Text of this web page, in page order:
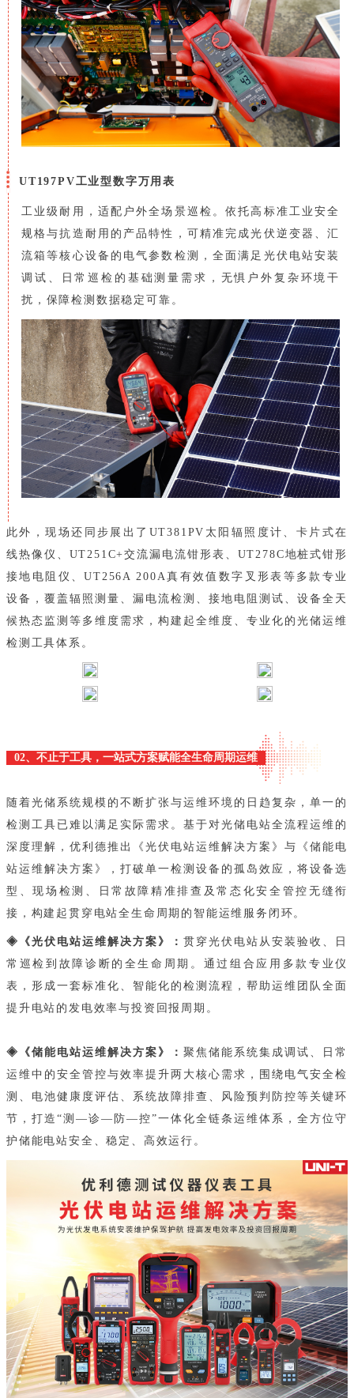
UT197PV工业型数字万用表
工业级耐用，适配户外全场景巡检。依托高标准工业安全
规格与抗造耐用的产品特性，可精准完成光伏逆变器、汇
流箱等核心设备的电气参数检测，全面满足光伏电站安装
调试、日常巡检的基础测量需求，无惧户外复杂环境干
扰，保障检测数据稳定可靠。
此外，现场还同步展出了UT381PV太阳辐照度计、卡片式在
线热像仪、UT251C+交流漏电流钳形表、UT278C地桩式钳形
接地电阻仪、UT256A 200A真有效值数字叉形表等多款专业
设备，覆盖辐照测量、漏电流检测、接地电阻测试、设备全天
候热态监测等多维度需求，构建起全维度、专业化的光储运维
检测工具体系。
02、不止于工具，一站式方案赋能全生命周期运维
随着光储系统规模的不断扩张与运维环境的日趋复杂，单一的
检测工具已难以满足实际需求。基于对光储电站全流程运维的
深度理解，优利德推出《光伏电站运维解决方案》与《储能电
站运维解决方案》，打破单一检测设备的孤岛效应，将设备选
型、现场检测、日常故障精准排查及常态化安全管控无缝衔
接，构建起贯穿电站全生命周期的智能运维服务闭环。
◈《光伏电站运维解决方案》：贯穿光伏电站从安装验收、日
常巡检到故障诊断的全生命周期。通过组合应用多款专业仪
表，形成一套标准化、智能化的检测流程，帮助运维团队全面
提升电站的发电效率与投资回报周期。
◈《储能电站运维解决方案》：聚焦储能系统集成调试、日常
运维中的安全管控与效率提升两大核心需求，围绕电气安全检
测、电池健康度评估、系统故障排查、风险预判防控等关键环
节，打造“测—诊—防—控”一体化全链条运维体系，全方位守
护储能电站安全、稳定、高效运行。